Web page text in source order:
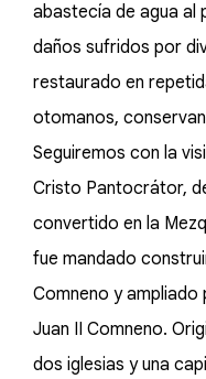
abastecía de agua al
daños sufridos por
restaurado en
otomanos,
Seguiremos con la
Cristo Pantocrátor,
convertido en la
fue mandado
Comneno y
Juan II Comneno.
dos iglesias y una